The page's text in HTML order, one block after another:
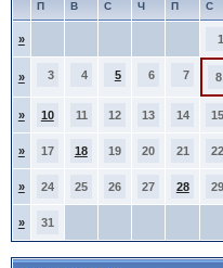
П В С Ч П С
» 1
» 3 4 5 6 7 8
» 10 11 12 13 14 15
» 17 18 19 20 21 22
» 24 25 26 27 28 29
» 31